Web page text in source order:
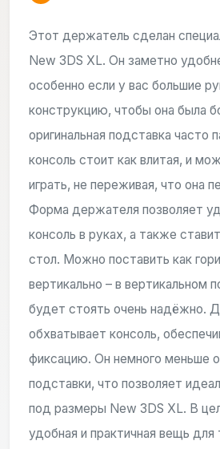
Этот держатель сделан
New 3DS XL. Он заметно
особенно если у вас большие
конструкцию, чтобы она была
оригинальная подставка часто
консоль стоит как влитая, и
играть, не переживая, что она
Форма держателя позволяет
консоль в руках, а также
стол. Можно поставить как
вертикально – в вертикальном
будет стоять очень надёжно.
обхватывает консоль,
фиксацию. Он немного меньше
подставки, что позволяет
под размеры New 3DS XL. В
удобная и практичная вещь для